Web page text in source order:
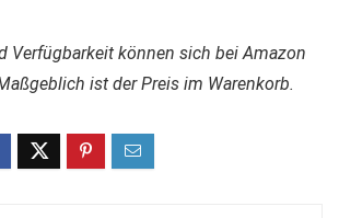
Verfügbarkeit können sich bei Amazon
ist der Preis im Warenkorb.